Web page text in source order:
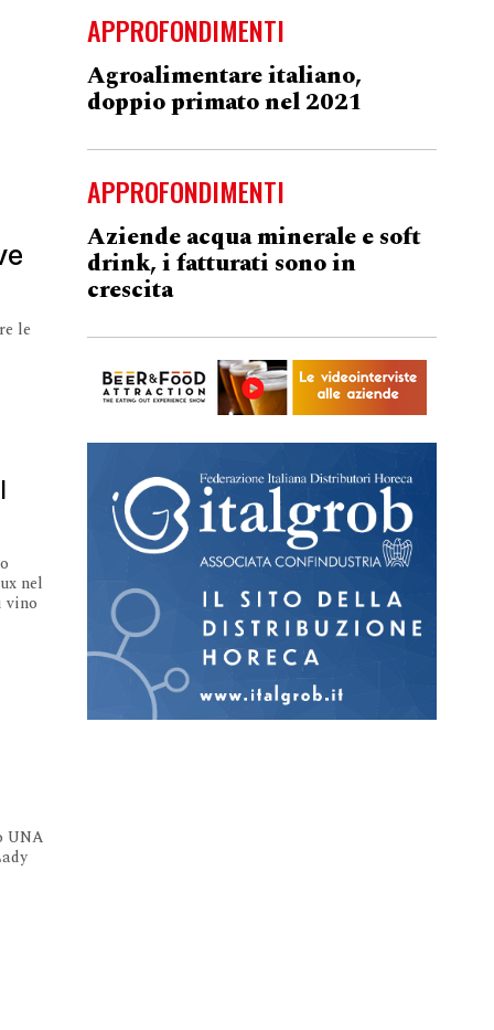
le
nel
vino
UNA
APPROFONDIMENTI
Agroalimentare italiano,
doppio primato nel 2021
APPROFONDIMENTI
Aziende acqua minerale e soft
drink, i fatturati sono in
crescita